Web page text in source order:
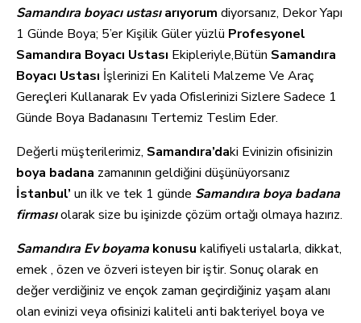
Samandıra boyacı ustası arıyorum diyorsanız, Dekor Yapı
1 Günde Boya; 5’er Kişilik Güler yüzlü Profesyonel
Samandıra Boyacı Ustası Ekipleriyle,Bütün Samandıra
Boyacı Ustası İşlerinizi En Kaliteli Malzeme Ve Araç
Gereçleri Kullanarak Ev yada Ofislerinizi Sizlere Sadece 1
Günde Boya Badanasını Tertemiz Teslim Eder.
Değerli müşterilerimiz, Samandıra’daki Evinizin ofisinizin
boya badana zamanının geldiğini düşünüyorsanız
İstanbul’ un ilk ve tek 1 günde Samandıra boya badana
firmasıolarak size bu işinizde çözüm ortağı olmaya hazırız.
Samandıra Ev boyama konusu kalifiyeli ustalarla, dikkat,
emek , özen ve özveri isteyen bir iştir. Sonuç olarak en
değer verdiğiniz ve ençok zaman geçirdiğiniz yaşam alanı
olan evinizi veya ofisinizi kaliteli anti bakteriyel boya ve